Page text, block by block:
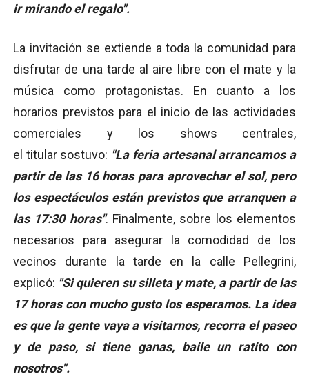
ir mirando el regalo".
La invitación se extiende a toda la comunidad para
disfrutar de una tarde al aire libre con el mate y la
música como protagonistas. En cuanto a los
horarios previstos para el inicio de las actividades
comerciales y los shows centrales,
el titular sostuvo: "La feria artesanal arrancamos a
partir de las 16 horas para aprovechar el sol, pero
los espectáculos están previstos que arranquen a
las 17:30 horas". Finalmente, sobre los elementos
necesarios para asegurar la comodidad de los
vecinos durante la tarde en la calle Pellegrini,
explicó: "Si quieren su silleta y mate, a partir de las
17 horas con mucho gusto los esperamos. La idea
es que la gente vaya a visitarnos, recorra el paseo
y de paso, si tiene ganas, baile un ratito con
nosotros".